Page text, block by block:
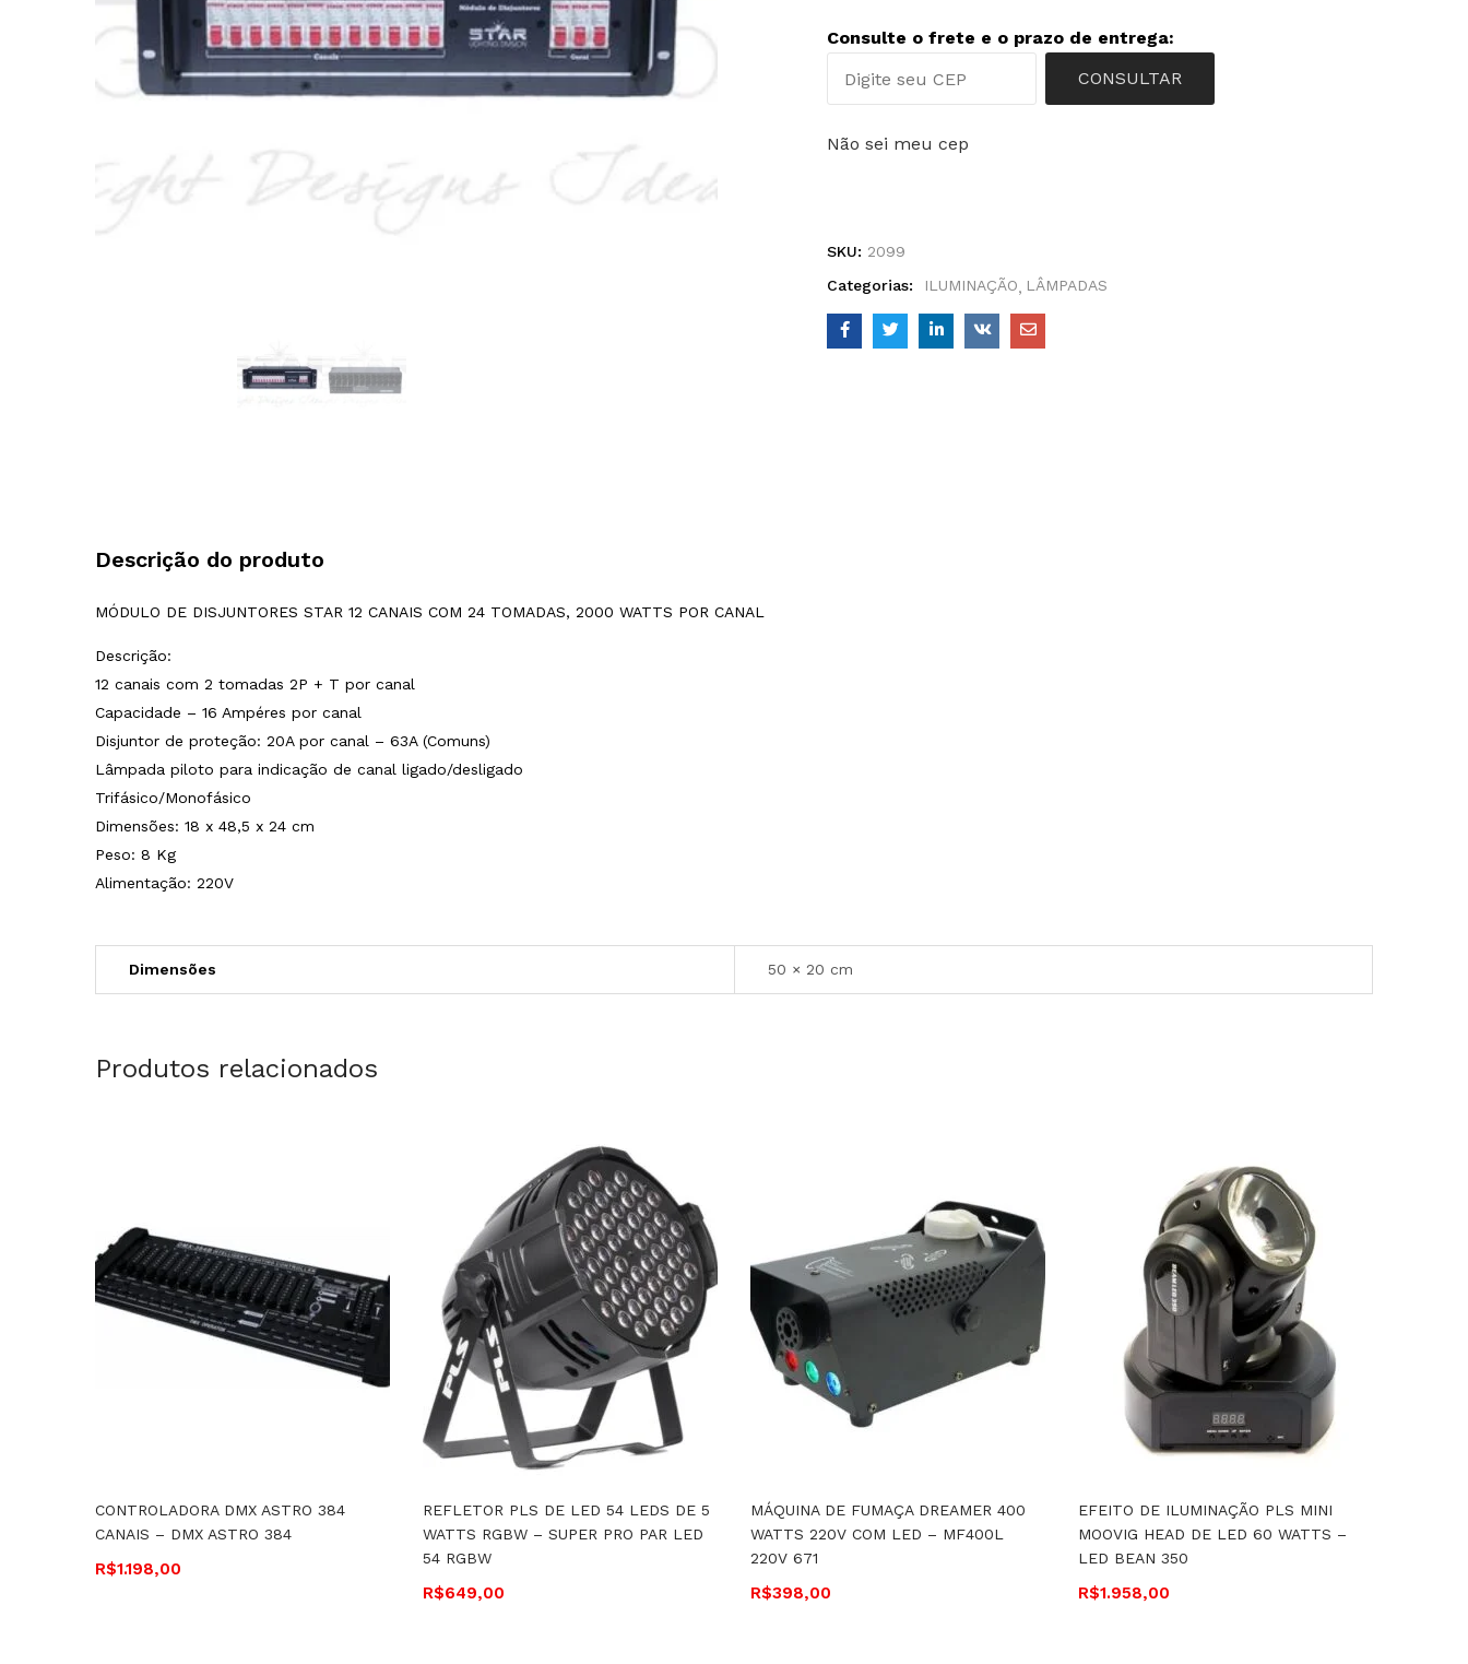
Consulte o frete e o prazo de entrega:
CONSULTAR
Não sei meu cep
SKU: 2099
Categorias:
ILUMINAÇÃO LÂMPADAS
Descrição do produto
MÓDULO DE DISJUNTORES STAR 12 CANAIS COM 24 TOMADAS, 2000 WATTS POR CANAL
Descrição:
12 canais com 2 tomadas 2P + T por canal
Capacidade – 16 Ampéres por canal
Disjuntor de proteção: 20A por canal – 63A (Comuns)
Lâmpada piloto para indicação de canal ligado/desligado
Trifásico/Monofásico
Dimensões: 18 x 48,5 x 24 cm
Peso: 8 Kg
Alimentação: 220V
Dimensões 50 × 20 cm
Produtos relacionados
CONTROLADORA DMX ASTRO 384
CANAIS – DMX ASTRO 384
R$1.198,00
REFLETOR PLS DE LED 54 LEDS DE 5
WATTS RGBW – SUPER PRO PAR LED
54 RGBW
R$649,00
MÁQUINA DE FUMAÇA DREAMER 400
WATTS 220V COM LED – MF400L
220V 671
R$398,00
EFEITO DE ILUMINAÇÃO PLS MINI
MOOVIG HEAD DE LED 60 WATTS –
LED BEAN 350
R$1.958,00